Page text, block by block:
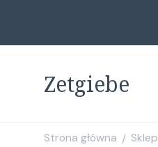
Zetgiebe
Strona główna / Sklep